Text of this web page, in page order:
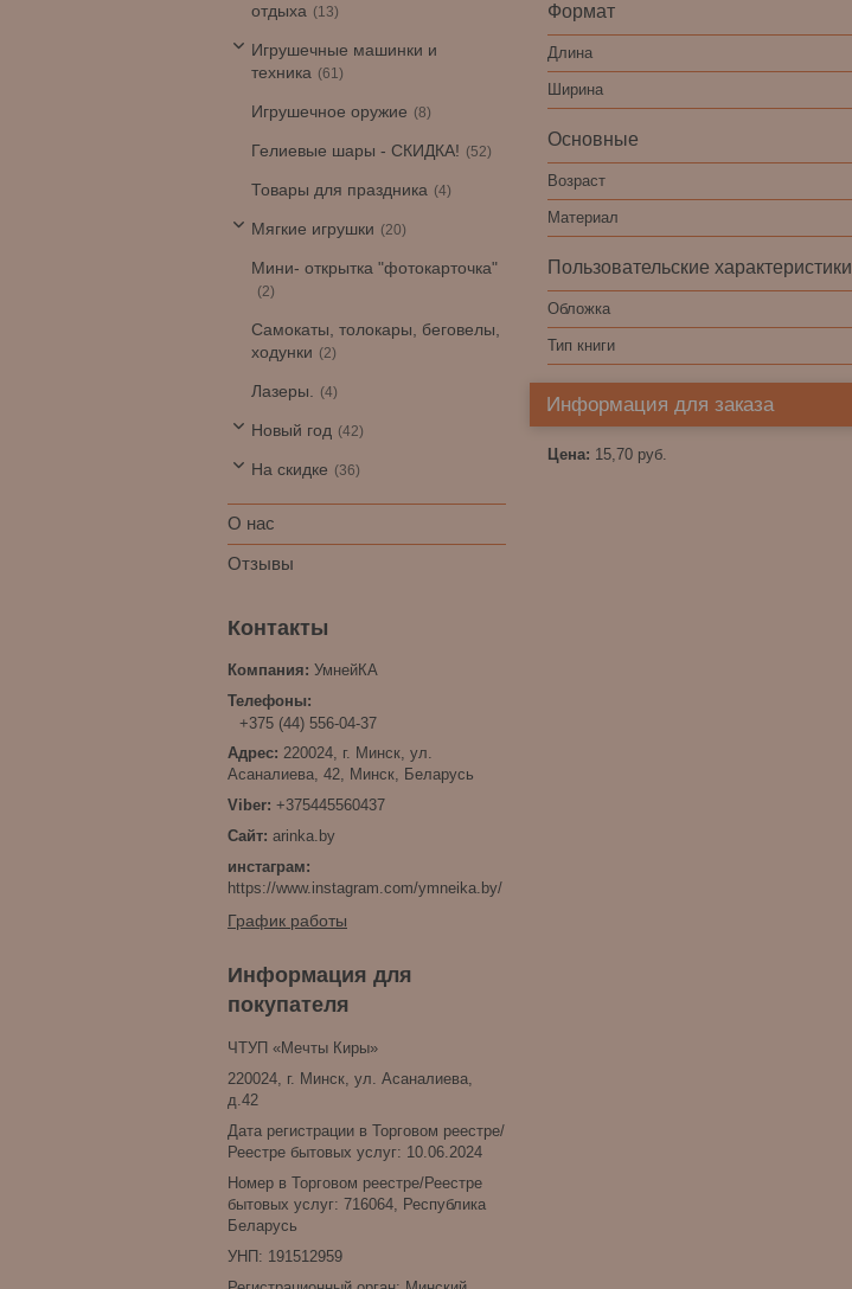
Формат
Длина
Ширина
Основные
Возраст
Материал
Пользовательские характеристики
Обложка
Тип книги
Информация для заказа
Цена: 15,70 руб.
отдыха
13
Игрушечные машинки и
техника
61
Игрушечное оружие 8
Гелиевые шары - СКИДКА! 52
Товары для праздника 4
Мягкие игрушки 20
Мини- открытка "фотокарточка"
2
Самокаты, толокары, беговелы,
ходунки
2
Лазеры. 4
Новый год 42
На скидке 36
О нас
Отзывы
УмнейКА
+375 (44) 556-04-37
220024, г. Минск, ул.
Асаналиева, 42, Минск, Беларусь
+375445560437
arinka.by
инстаграм
https://www.instagram.com/ymneika.by/
График работы
Информация для
покупателя
ЧТУП «Мечты Киры»
220024, г. Минск, ул. Асаналиева,
д.42
Дата регистрации в Торговом реестре/
Реестре бытовых услуг: 10.06.2024
Номер в Торговом реестре/Реестре
бытовых услуг: 716064, Республика
Беларусь
УНП: 191512959